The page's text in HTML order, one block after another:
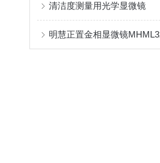
清洁度测量用光学显微镜